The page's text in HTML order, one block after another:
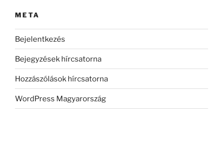
META
Bejelentkezés
Bejegyzések hírcsatorna
Hozzászólások hírcsatorna
WordPress Magyarország